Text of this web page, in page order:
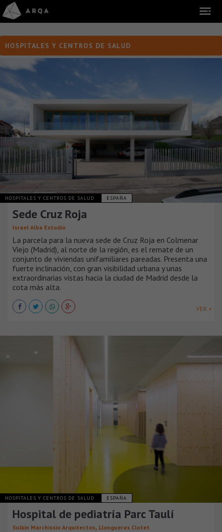
HOSPITALES Y CENTROS DE SALUD
HOSPITALES Y CENTROS DE SALUD ESPAÑA
Sede Cruz Roja
Israel Alba Estudio
La parcela para la nueva sede de Cruz Roja en Colmenar
Viejo (Madrid), al norte de la región, es el remate de un
conjunto de viviendas unifamiliares pareadas. Presenta una
fuerte inclinación, con gran visibilidad urbana y unas
extraordinarias vistas hacia la ciudad de Madrid desde la
cota más alta.
VER +
HOSPITALES Y CENTROS DE SALUD ESPAÑA
Hospital de pediatría Parc Taulí
Sulkin Marchissio Arquitectos, Llongueras Clotet